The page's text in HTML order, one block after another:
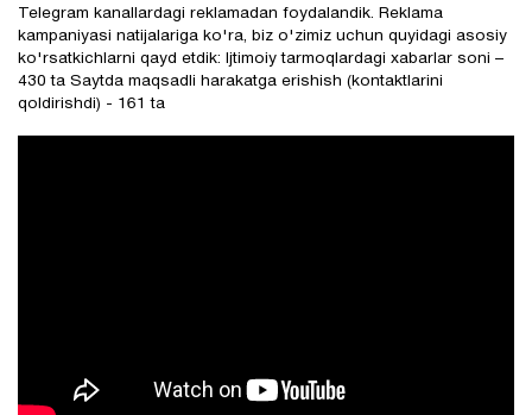
Telegram kanallardagi reklamadan foydalandik. Reklama
kampaniyasi natijalariga ko'ra, biz o'zimiz uchun quyidagi asosiy
ko'rsatkichlarni qayd etdik: Ijtimoiy tarmoqlardagi xabarlar soni –
430 ta Saytda maqsadli harakatga erishish (kontaktlarini
qoldirishdi) - 161 ta